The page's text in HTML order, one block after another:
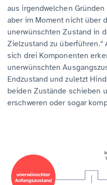
aus irgendwelchen
aber im Moment nicht über
unerwünschten Zustand in
Zielzustand zu
sich drei Komponenten
unerwünschten
Endzustand und zuletzt
beiden Zustände schieben
erschweren oder sogar